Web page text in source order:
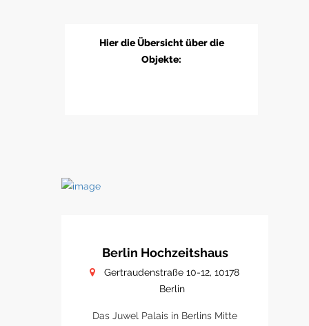
Hier die Übersicht über die
Objekte:
Berlin Hochzeitshaus
Gertraudenstraße 10-12, 10178
Berlin
Das Juwel Palais in Berlins Mitte